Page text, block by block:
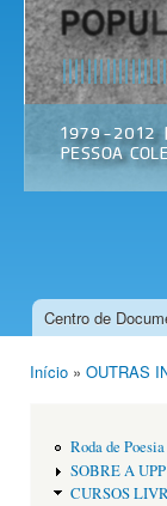
Menu principal
Centro de
Início » OUTRAS
Roda de
SOBRE A UPP
CURSOS